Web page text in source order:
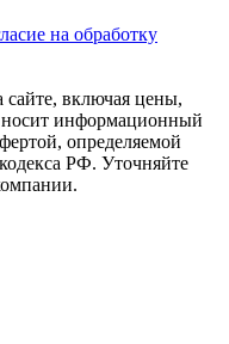
на обработку
сайте, включая цены,
носит информационный
определяемой
РФ. Уточняйте